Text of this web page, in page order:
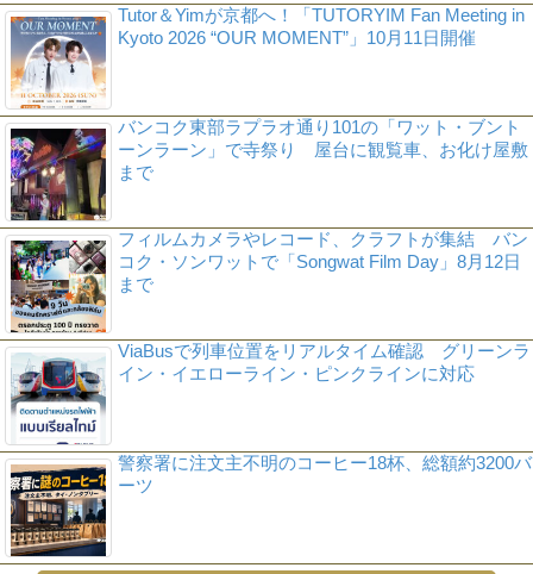
Tutor＆Yimが京都へ！「TUTORYIM Fan Meeting in
Kyoto 2026 “OUR MOMENT”」10月11日開催
バンコク東部ラプラオ通り101の「ワット・ブント
ーンラーン」で寺祭り 屋台に観覧車、お化け屋敷
まで
フィルムカメラやレコード、クラフトが集結 バン
コク・ソンワットで「Songwat Film Day」8月12日
まで
ViaBusで列車位置をリアルタイム確認 グリーンラ
イン・イエローライン・ピンクラインに対応
警察署に注文主不明のコーヒー18杯、総額約3200バ
ーツ